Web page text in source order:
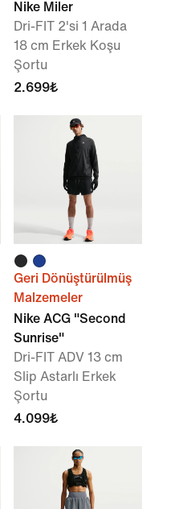
Nike Miler
Dri-FIT 2'si 1 Arada
18 cm Erkek Koşu
Şortu
2.699₺
Geri Dönüştürülmüş
Malzemeler
Nike ACG "Second
Sunrise"
Dri-FIT ADV 13 cm
Slip Astarlı Erkek
Şortu
4.099₺